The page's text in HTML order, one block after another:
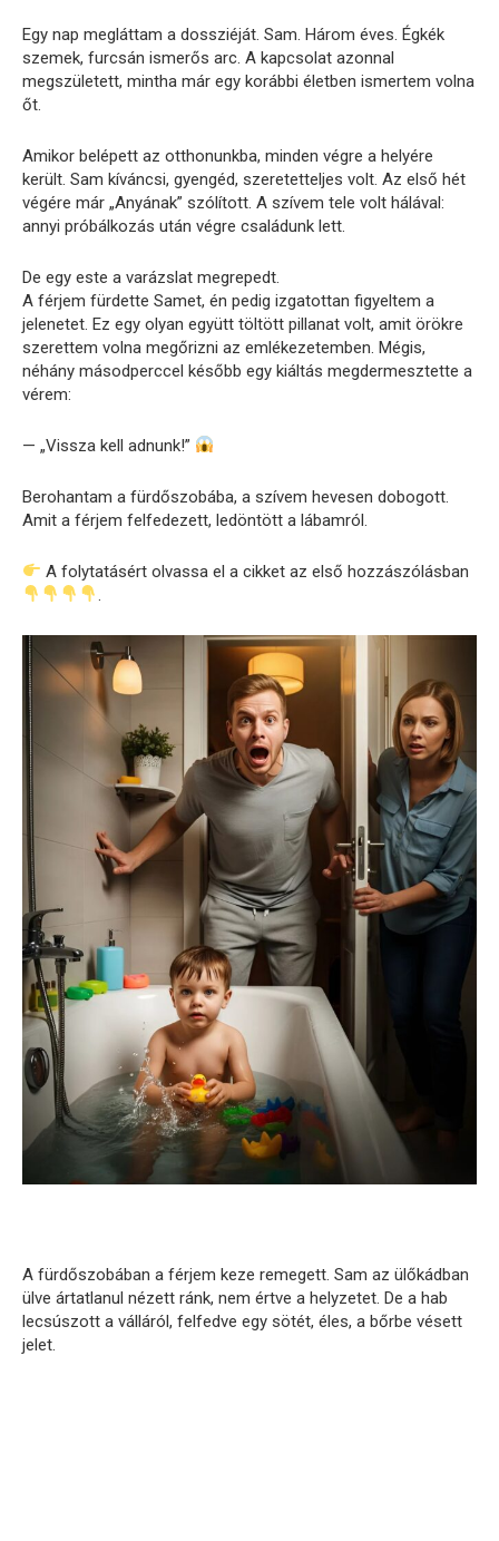
Egy nap megláttam a dossziéját. Sam. Három éves. Égkék
szemek, furcsán ismerős arc. A kapcsolat azonnal
megszületett, mintha már egy korábbi életben ismertem volna
őt.
Amikor belépett az otthonunkba, minden végre a helyére
került. Sam kíváncsi, gyengéd, szeretetteljes volt. Az első hét
végére már „Anyának” szólított. A szívem tele volt hálával:
annyi próbálkozás után végre családunk lett.
De egy este a varázslat megrepedt.
A férjem fürdette Samet, én pedig izgatottan figyeltem a
jelenetet. Ez egy olyan együtt töltött pillanat volt, amit örökre
szerettem volna megőrizni az emlékezetemben. Mégis,
néhány másodperccel később egy kiáltás megdermesztette a
vérem:
— „Vissza kell adnunk!”
Berohantam a fürdőszobába, a szívem hevesen dobogott.
Amit a férjem felfedezett, ledöntött a lábamról.
A folytatásért olvassa el a cikket az első hozzászólásban
.
A fürdőszobában a férjem keze remegett. Sam az ülőkádban
ülve ártatlanul nézett ránk, nem értve a helyzetet. De a hab
lecsúszott a válláról, felfedve egy sötét, éles, a bőrbe vésett
jelet.